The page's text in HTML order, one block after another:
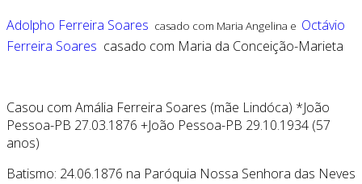
Adolpho Ferreira Soares casado com Maria Angelina e Octávio
Ferreira Soares casado com Maria da Conceição-Marieta
Casou com Amália Ferreira Soares (mãe Lindóca) *João
Pessoa-PB 27.03.1876 +João Pessoa-PB 29.10.1934 (57
anos)
Batismo: 24.06.1876 na Paróquia Nossa Senhora das Neves